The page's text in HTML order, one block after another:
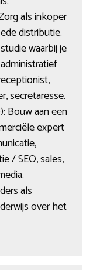
als inkoper
distributie.
waarbij je
secretaresse.
Bouw aan een
expert
/ SEO, sales,
als
over het